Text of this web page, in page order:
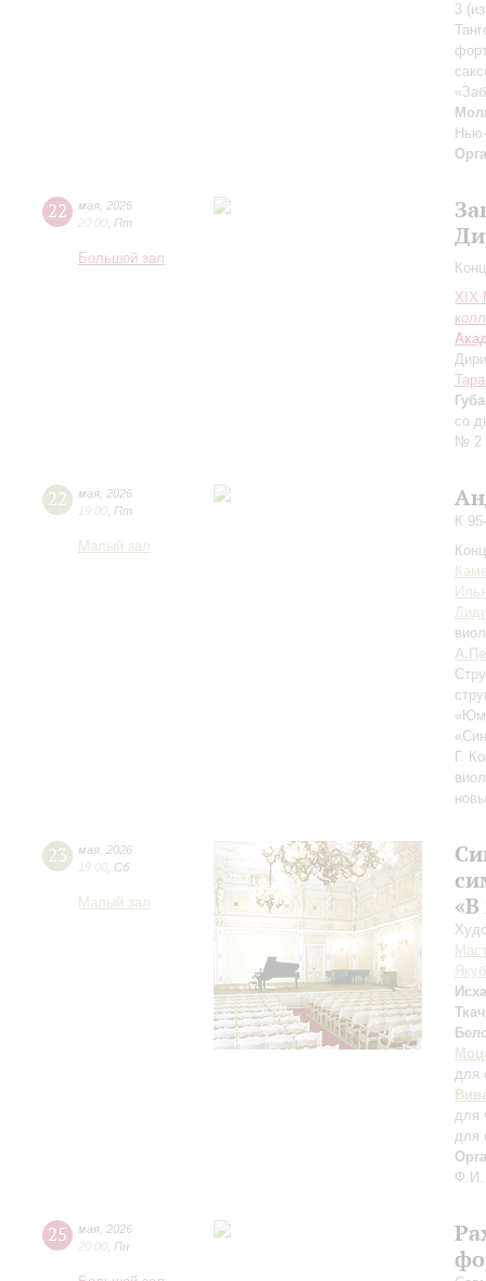
3
22 мая 2026
20:00 Пт
Большой зал
XIХ
со
№ 2
22 мая 2026
19:00 Пт
Малый зал
К
Г.
23 мая 2026
19:00 Сб
Малый зал
для
для
для
Ф.И.
25 мая 2026
20:00 Пн